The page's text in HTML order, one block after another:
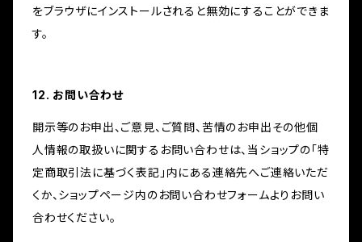
をブラウザにインストールされると無効にすることができま
す。
12. お問い合わせ
開示等のお申出、ご意見、ご質問、苦情のお申出その他個
人情報の取扱いに関するお問い合わせは、当ショップの「特
定商取引法に基づく表記」内にある連絡先へご連絡いただ
くか、ショップページ内のお問い合わせフォームよりお問い
合わせください。